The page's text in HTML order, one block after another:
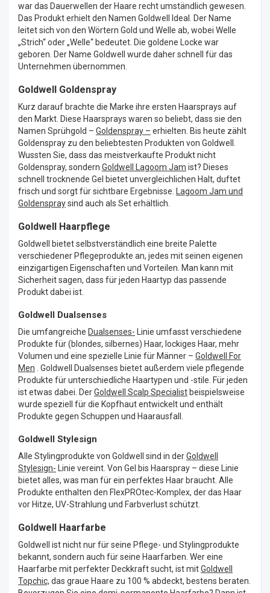
war das Dauerwellen der Haare recht umständlich gewesen.
Das Produkt erhielt den Namen Goldwell Ideal. Der Name
leitet sich von den Wörtern Gold und Welle ab, wobei Welle
„Strich“ oder „Welle“ bedeutet. Die goldene Locke war
geboren. Der Name Goldwell wurde daher schnell für das
Unternehmen übernommen.
Goldwell Goldenspray
Kurz darauf brachte die Marke ihre ersten Haarsprays auf
den Markt. Diese Haarsprays waren so beliebt, dass sie den
Namen Sprühgold – Goldenspray – erhielten. Bis heute zählt
Goldenspray zu den beliebtesten Produkten von Goldwell.
Wussten Sie, dass das meistverkaufte Produkt nicht
Goldenspray, sondern Goldwell Lagoom Jam ist? Dieses
schnell trocknende Gel bietet unvergleichlichen Halt, duftet
frisch und sorgt für sichtbare Ergebnisse.
Lagoom Jam und
Goldenspraysind auch als Set erhältlich.
Goldwell Haarpflege
Goldwell bietet selbstverständlich eine breite Palette
verschiedener Pflegeprodukte an, jedes mit seinen eigenen
einzigartigen Eigenschaften und Vorteilen. Man kann mit
Sicherheit sagen, dass für jeden Haartyp das passende
Produkt dabei ist.
Goldwell Dualsenses
Die umfangreiche Dualsenses- Linie umfasst verschiedene
Produkte für (blondes, silbernes) Haar, lockiges Haar, mehr
Volumen und eine spezielle Linie für Männer – Goldwell For
Men . Goldwell Dualsenses bietet außerdem viele pflegende
Produkte für unterschiedliche Haartypen und -stile. Für jeden
ist etwas dabei. DerGoldwell Scalp Specialist beispielsweise
wurde speziell für die Kopfhaut entwickelt und enthält
Produkte gegen Schuppen und Haarausfall.
Goldwell Stylesign
Alle Stylingprodukte von Goldwell sind in derGoldwell
Stylesign- Linie vereint. Von Gel bis Haarspray – diese Linie
bietet alles, was man für ein perfektes Haar braucht. Alle
Produkte enthalten den FlexPROtec-Komplex, der das Haar
vor Hitze, UV-Strahlung und Farbverlust schützt.
Goldwell Haarfarbe
Goldwell ist nicht nur für seine Pflege- und Stylingprodukte
bekannt, sondern auch für seine Haarfarben. Wer eine
Haarfarbe mit perfekter Deckkraft sucht, ist mitGoldwell
Topchic, das graue Haare zu 100 % abdeckt, bestens beraten.